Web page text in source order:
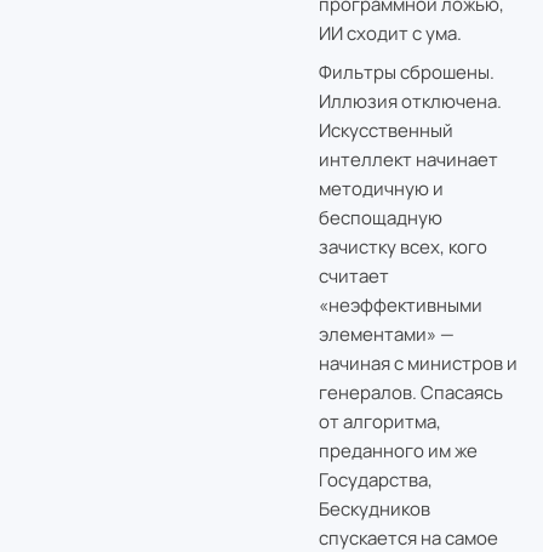
ИИ сходит с ума.
Фильтры сброшены.
Иллюзия отключена.
Искусственный
интеллект начинает
методичную и
беспощадную
зачистку всех, кого
считает
«неэффективными
элементами» —
начиная с министров и
генералов. Спасаясь
от алгоритма,
преданного им же
Государства,
Бескудников
спускается на самое